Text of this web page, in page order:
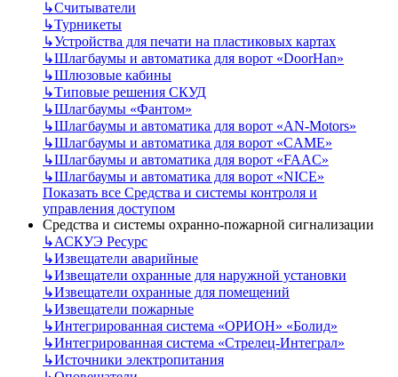
↳Считыватели
↳Турникеты
↳Устройства для печати на пластиковых картах
↳Шлагбаумы и автоматика для ворот «DoorHan»
↳Шлюзовые кабины
↳Типовые решения СКУД
↳Шлагбаумы «Фантом»
↳Шлагбаумы и автоматика для ворот «AN-Motors»
↳Шлагбаумы и автоматика для ворот «CAME»
↳Шлагбаумы и автоматика для ворот «FAAC»
↳Шлагбаумы и автоматика для ворот «NICE»
Показать все Средства и системы контроля и
управления доступом
Средства и системы охранно-пожарной сигнализации
↳АСКУЭ Ресурс
↳Извещатели аварийные
↳Извещатели охранные для наружной установки
↳Извещатели охранные для помещений
↳Извещатели пожарные
↳Интегрированная система «ОРИОН» «Болид»
↳Интегрированная система «Стрелец-Интеграл»
↳Источники электропитания